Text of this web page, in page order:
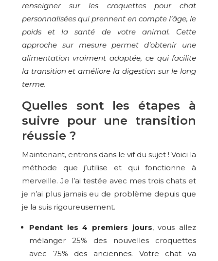
renseigner sur les croquettes pour chat
personnalisées qui prennent en compte l’âge, le
poids et la santé de votre animal. Cette
approche sur mesure permet d’obtenir une
alimentation vraiment adaptée, ce qui facilite
la transition et améliore la digestion sur le long
terme.
Quelles sont les étapes à
suivre pour une transition
réussie ?
Maintenant, entrons dans le vif du sujet ! Voici la
méthode que j’utilise et qui fonctionne à
merveille. Je l’ai testée avec mes trois chats et
je n’ai plus jamais eu de problème depuis que
je la suis rigoureusement.
Pendant les 4 premiers jours, vous allez
mélanger 25% des nouvelles croquettes
avec 75% des anciennes. Votre chat va